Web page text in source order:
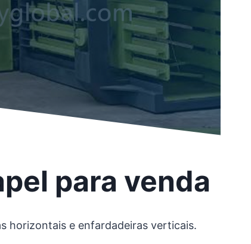
para venda
horizontais e enfardadeiras verticais.